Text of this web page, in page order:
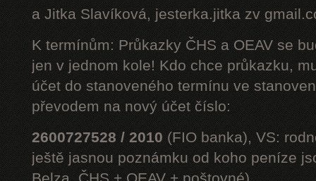
a Jitka Slavíková, jesterka.jitka zv
K termínům: Průkazky ČHS a OEAV se
jen v jednom kole! Kdo chce průkazku,
účet do stanoveného termínu ve
převodem na nový účet číslo:
2600727528 / 2010 (FIO banka), VS:
ještě jasnou poznámku od koho peníze